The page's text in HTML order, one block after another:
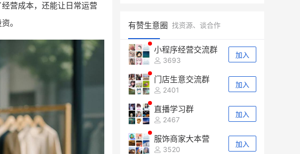
营成本，还能让日常运营
。
有赞生意圈 找资源、谈合作
小程序经营交流群
3693
加入
门店生意交流群
2401
加入
直播学习群
2467
加入
服饰商家大本营
3520
加入